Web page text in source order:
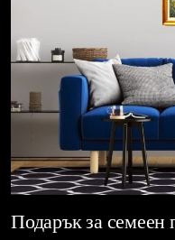
Подарък за семеен